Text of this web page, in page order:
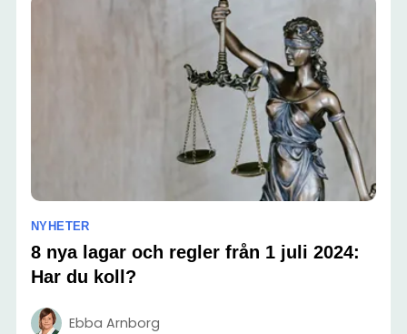
NYHETER
8 nya lagar och regler från 1 juli 2024:
Har du koll?
Ebba Arnborg